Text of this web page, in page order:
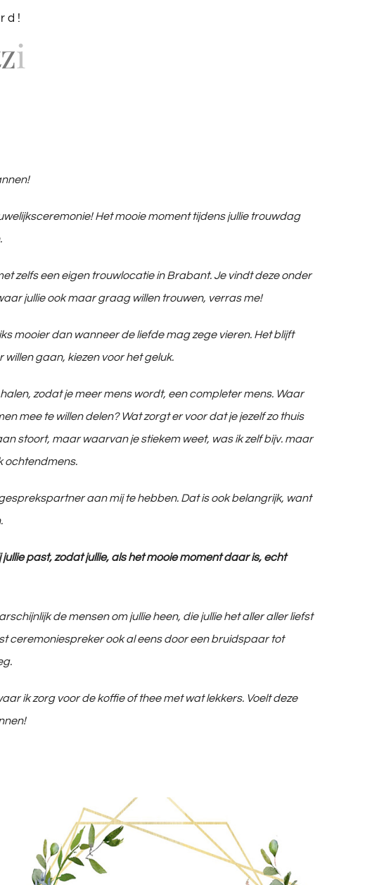
Het mooie moment tijdens jullie trouwdag
zelfs een eigen trouwlocatie in Brabant. Je vindt deze onder
jullie ook maar graag willen trouwen, verras me!
mooier dan wanneer de liefde mag zege vieren. Het blijft
gaan, kiezen voor het geluk.
zodat je meer mens wordt, een completer mens. Waar
mee te willen delen? Wat zorgt er voor dat je jezelf zo thuis
stoort, maar waarvan je stiekem weet, was ik zelf bijv. maar
ochtendmens.
aan mij te hebben. Dat is ook belangrijk, want
past, zodat jullie, als het mooie moment daar is, echt
de mensen om jullie heen, die jullie het aller aller liefst
ceremoniespreker ook al eens door een bruidspaar tot
ik zorg voor de koffie of thee met wat lekkers. Voelt deze